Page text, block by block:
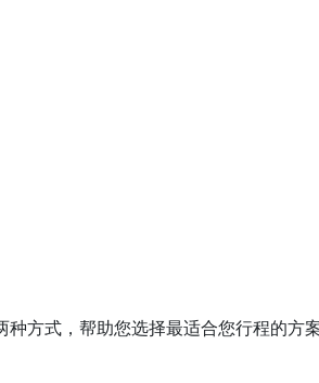
方式，帮助您选择最适合您行程的方